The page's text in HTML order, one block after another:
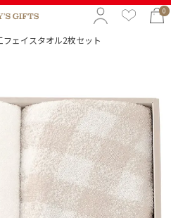
0
ェイスタオル2枚セット